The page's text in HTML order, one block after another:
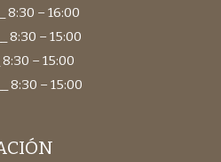
8:30 – 16:00
8:30 – 15:00
8:30 – 15:00
8:30 – 15:00